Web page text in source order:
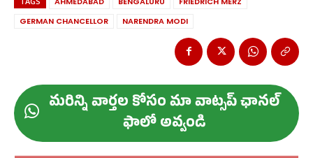
GERMAN CHANCELLOR
NARENDRA MODI
మ‌రిన్ని వార్త‌ల కోసం మా వాట్స‌ప్ ఛాన‌ల్
ఫాలో అవ్వండి